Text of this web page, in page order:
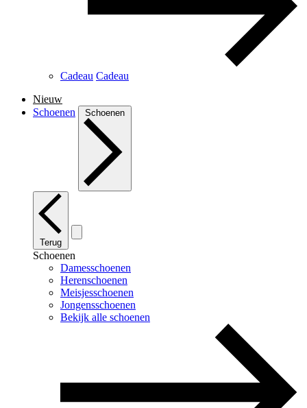
Cadeau Cadeau
Nieuw
Schoenen
Schoenen
Terug
Schoenen
Damesschoenen
Herenschoenen
Meisjesschoenen
Jongensschoenen
Bekijk alle schoenen